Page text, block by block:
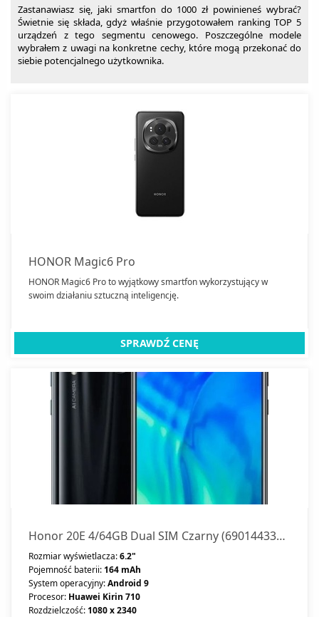
Zastanawiasz się, jaki smartfon do 1000 zł powinieneś wybrać?
Świetnie się składa, gdyż właśnie przygotowałem ranking TOP 5
urządzeń z tego segmentu cenowego. Poszczególne modele
wybrałem z uwagi na konkretne cechy, które mogą przekonać do
siebie potencjalnego użytkownika.
HONOR Magic6 Pro
HONOR Magic6 Pro to wyjątkowy smartfon wykorzystujący w
swoim działaniu sztuczną inteligencję.
SPRAWDŹ CENĘ
Honor 20E 4/64GB Dual SIM Czarny (69014433839620)
Rozmiar wyświetlacza:6.2"
Pojemność baterii:164 mAh
System operacyjny:Android 9
Procesor: Huawei Kirin 710
Rozdzielczość:1080 x 2340